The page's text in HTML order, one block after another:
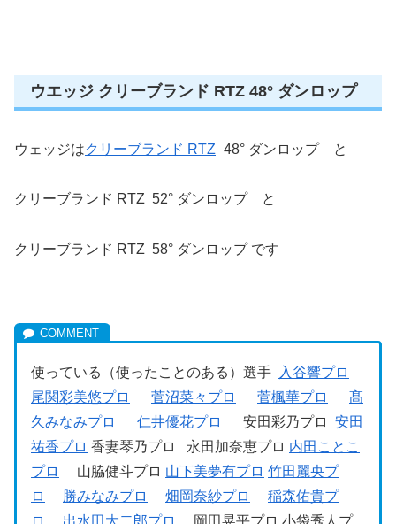
ウエッジ クリーブランド RTZ 48° ダンロップ
ウェッジはクリーブランド RTZ 48° ダンロップ と
クリーブランド RTZ 52° ダンロップ と
クリーブランド RTZ 58° ダンロップ です
使っている（使ったことのある）選手
入谷響プロ
尾関彩美悠プロ
菅沼菜々プロ 菅楓華プロ
髙
久みなみプロ
仁井優花プロ 安田彩乃プロ 安田
祐香プロ 香妻琴乃プロ 永田加奈恵プロ 内田ことこ
プロ
山脇健斗プロ 山下美夢有プロ 竹田麗央プ
ロ
勝みなみプロ 畑岡奈紗プロ
稲森佑貴プ